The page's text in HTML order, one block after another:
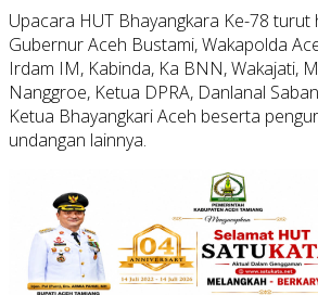
Upacara HUT Bhayangkara Ke-78 turut
Gubernur Aceh Bustami, Wakapolda
Irdam IM, Kabinda, Ka BNN, Wakajati,
Nanggroe, Ketua DPRA, Danlanal
Ketua Bhayangkari Aceh beserta
undangan lainnya.